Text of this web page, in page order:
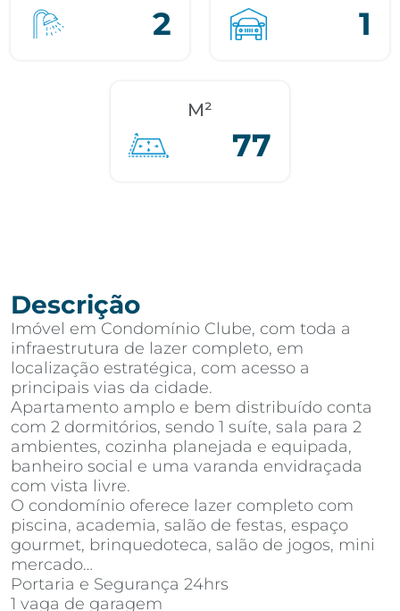
2 1
M²
77
Descrição
Imóvel em Condomínio Clube, com toda a
infraestrutura de lazer completo, em
localização estratégica, com acesso a
principais vias da cidade.
Apartamento amplo e bem distribuído conta
com 2 dormitórios, sendo 1 suíte, sala para 2
ambientes, cozinha planejada e equipada,
banheiro social e uma varanda envidraçada
com vista livre.
O condomínio oferece lazer completo com
piscina, academia, salão de festas, espaço
gourmet, brinquedoteca, salão de jogos, mini
mercado…
Portaria e Segurança 24hrs
1 vaga de garagem